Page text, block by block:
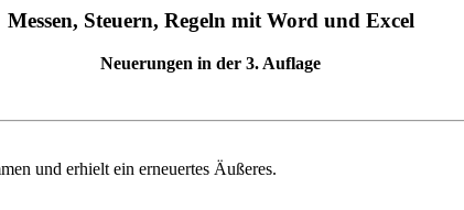
Messen, Steuern, Regeln mit Word und Excel
Neuerungen in der 3. Auflage
und erhielt ein erneuertes Äußeres.